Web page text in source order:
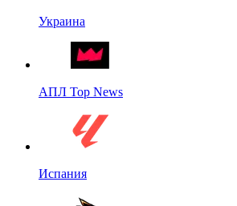
Украина
АПЛ Top News
Испания